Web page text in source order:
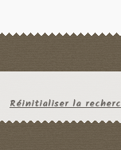
Réinitialiser la